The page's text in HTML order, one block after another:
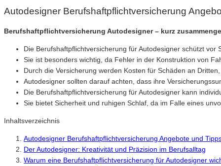
Autodesigner Berufshaftpflichtversicherung
Berufshaftpflichtversicherung Autodesigner – kurz
Die Berufshaftpflichtversicherung für Autodesigner schützt
Sie ist besonders wichtig, da Fehler in der Konstruktion von
Durch die Versicherung werden Kosten für Schäden an
Autodesigner sollten darauf achten, dass ihre
Die Berufshaftpflichtversicherung für Autodesigner kann
Sie bietet Sicherheit und ruhigen Schlaf, da im Falle eines
Inhaltsverzeichnis
Autodesigner Berufshaftpflichtversicherung Angebote und
Der Autodesigner: Kreativität und Präzision im Berufsalltag
Warum eine Berufshaftpflichtversicherung für Autodesigner